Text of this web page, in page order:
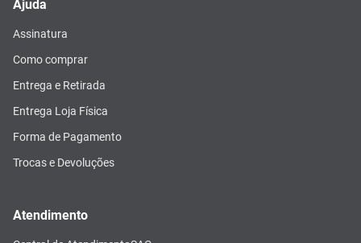
Ajuda
Assinatura
Como comprar
Entrega e Retirada
Entrega Loja Física
Forma de Pagamento
Trocas e Devoluções
Atendimento